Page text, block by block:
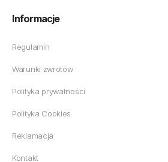
Informacje
Regulamin
Warunki zwrotów
Polityka prywatności
Polityka Cookies
Reklamacja
Kontakt